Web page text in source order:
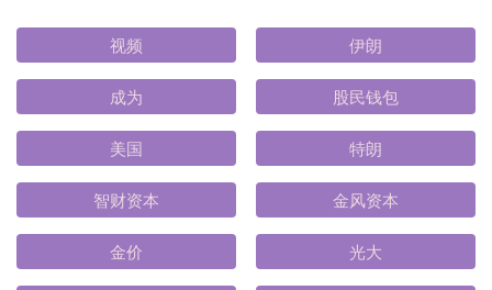
视频 伊朗
成为 股民钱包
美国 特朗
智财资本 金风资本
金价 光大